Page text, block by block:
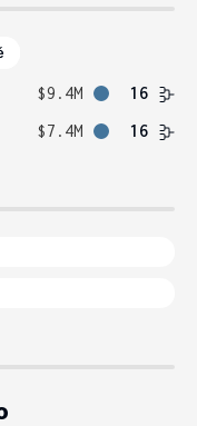
$9.4M
16
$7.4M 16